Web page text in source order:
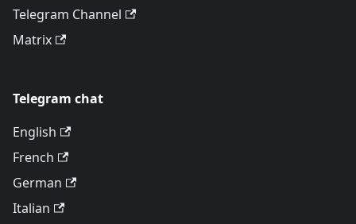
Telegram Channel
Matrix
Telegram chat
English
French
German
Italian